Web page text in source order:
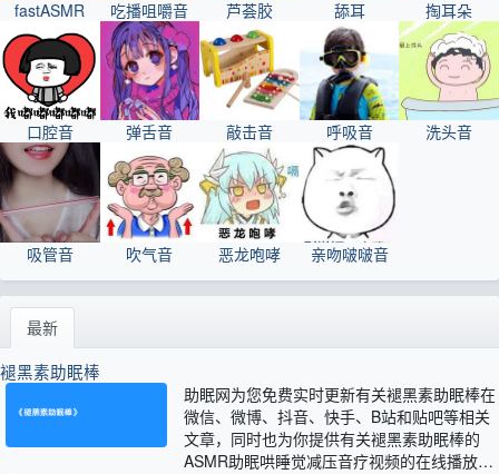
fastASMR 吃播咀嚼音 芦荟胶 舔耳 掏耳朵
口腔音 弹舌音 敲击音 呼吸音 洗头音
吸管音 吹气音 恶龙咆哮 亲吻啵啵音
最新
褪黑素助眠棒
助眠网为您免费实时更新有关褪黑素助眠棒在
微信、微博、抖音、快手、B站和贴吧等相关
文章，同时也为你提供有关褪黑素助眠棒的
ASMR助眠哄睡觉减压音疗视频的在线播放服